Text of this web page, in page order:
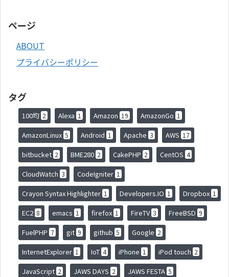
ページ
ABOUT
プライバシーポリシー
タグ
100均 2 Alexa 1 Amazon 19 AmazonGo 1
AmazonLinux 5 Android 1 Apache 3 AWS 17
bitbucket 2 BME280 2 CakePHP 2 CentOS 4
CloudWatch 3 CodeIgniter 1
Crayon Syntax Highlighter 1 Developers.IO 1 Dropbox 1
EC2 8 emacs 1 firefox 1 FireTV 3 FreeBSD 9
FuelPHP 7 git 9 github 5 Google 2
InternetExplorer 1 IoT 4 iPhone 1 iPod touch 2
JavaScript 2 JAWS DAYS 2 JAWS FESTA 5